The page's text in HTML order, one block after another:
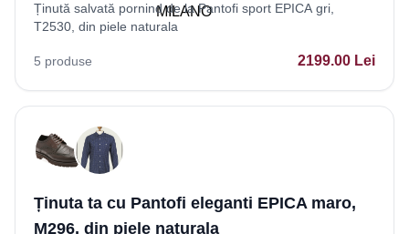
Ținută salvată pornind de la Pantofi sport EPICA gri,
T2530, din piele naturala
5 produse 2199.00 Lei
Ținuta ta cu Pantofi eleganti EPICA maro,
M296, din piele naturala